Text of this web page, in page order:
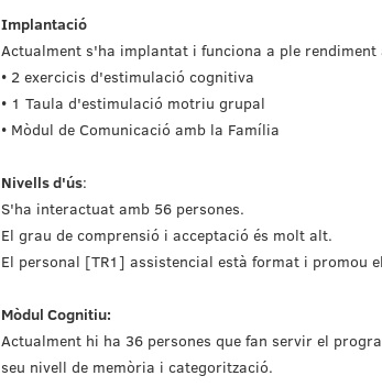
Implantació
Actualment s'ha implantat i funciona a ple
• 2 exercicis d'estimulació cognitiva
• 1 Taula d'estimulació motriu grupal
• Mòdul de Comunicació amb la Família
Nivells d'ús:
S'ha interactuat amb 56 persones.
El grau de comprensió i acceptació és molt alt.
El personal [TR1] assistencial està format i promou
Mòdul Cognitiu:
Actualment hi ha 36 persones que fan servir el
seu nivell de memòria i categorització.